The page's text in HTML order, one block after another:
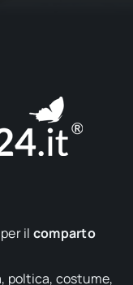
per il comparto
poltica, costume,